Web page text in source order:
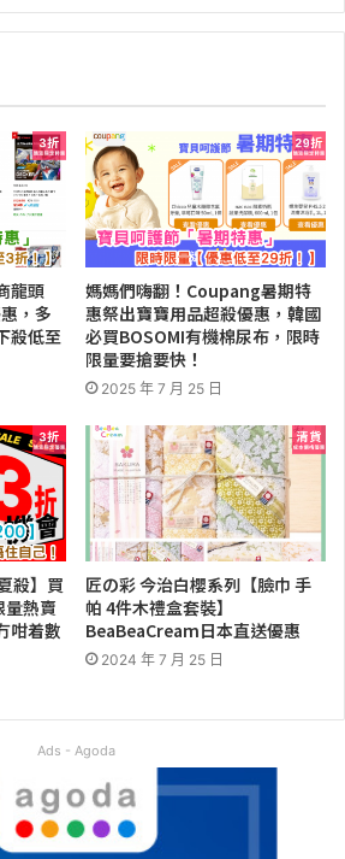
龍頭
，多
殺低至
媽媽們嗨翻！Coupang暑期特
惠祭出寶寶用品超殺優惠，韓國
必買BOSOMI有機棉尿布，限時
限量要搶要快！
2025 年 7 月 25 日
殺】買
量熱賣
咁着數
匠の彩 今治白櫻系列【臉巾 手
帕 4件木禮盒套裝】
BeaBeaCream日本直送優惠
2024 年 7 月 25 日
Ads - Agoda